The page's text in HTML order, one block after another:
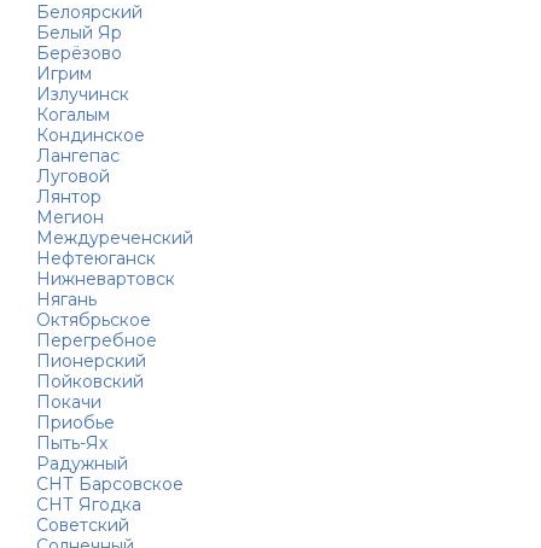
Белоярский
Белый Яр
Берёзово
Игрим
Излучинск
Когалым
Кондинское
Лангепас
Луговой
Лянтор
Мегион
Междуреченский
Нефтеюганск
Нижневартовск
Нягань
Октябрьское
Перегребное
Пионерский
Пойковский
Покачи
Приобье
Пыть-Ях
Радужный
СНТ Барсовское
СНТ Ягодка
Советский